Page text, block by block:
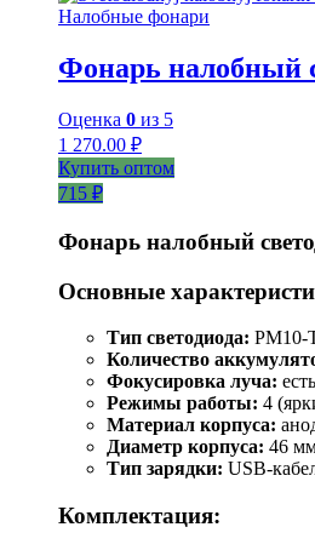
Налобные фонари
Фонарь налобный
Оценка 0 из 5
1 270.00 ₽
Купить оптом
715 ₽
Фонарь налобный
Основные
Тип светодиода: PM10-
Количество
Фокусировка луча:
Режимы работы: 4
Материал корпуса:
Диаметр корпуса: 46
Тип зарядки: USB-
Комплектация: